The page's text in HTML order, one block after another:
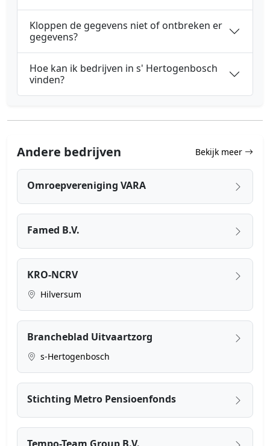
Kloppen de gegevens niet of ontbreken er
gegevens?
Hoe kan ik bedrijven in s' Hertogenbosch
vinden?
Andere bedrijven Bekijk meer
Omroepvereniging VARA
Famed B.V.
KRO-NCRV
Hilversum
Brancheblad Uitvaartzorg
s-Hertogenbosch
Stichting Metro Pensioenfonds